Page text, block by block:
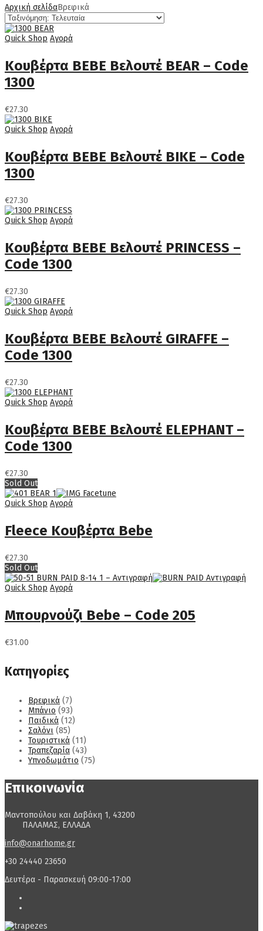
Αρχική σελίδαΒρεφικά
Quick Shop Αγορά
Κουβέρτα BEBE Βελουτέ BEAR – Code
1300
€27.30
Quick Shop Αγορά
Κουβέρτα BEBE Βελουτέ BIKE – Code
1300
€27.30
Quick Shop Αγορά
Κουβέρτα BEBE Βελουτέ PRINCESS –
Code 1300
€27.30
Quick Shop Αγορά
Κουβέρτα BEBE Βελουτέ GIRAFFE –
Code 1300
€27.30
Quick Shop Αγορά
Κουβέρτα BEBE Βελουτέ ELEPHANT –
Code 1300
€27.30
Sold Out
Quick Shop Αγορά
Fleece Κουβέρτα Βebe
€27.30
Sold Out
Quick Shop Αγορά
Μπουρνούζι Bebe – Code 205
€31.00
Κατηγορίες
Βρεφικά (7)
Μπάνιο (93)
Παιδικά (12)
Σαλόνι (85)
Τουριστικά (11)
Τραπεζαρία (43)
Υπνοδωμάτιο (75)
Επικοινωνία
Μαντοπούλου και Δαβάκη 1, 43200
ΠΑΛΑΜΑΣ, ΕΛΛΑΔΑ
info@onarhome.gr
+30 24440 23650
Δευτέρα - Παρασκευή 09:00-17:00